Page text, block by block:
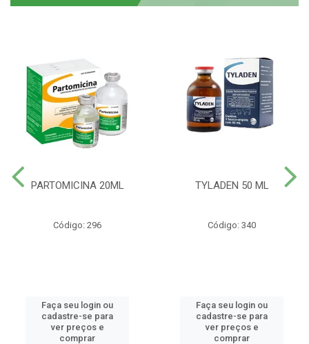
PARTOMICINA 20ML
Código: 296
Faça seu login ou
cadastre-se para
ver preços e
comprar
TYLADEN 50 ML
Código: 340
Faça seu login ou
cadastre-se para
ver preços e
comprar